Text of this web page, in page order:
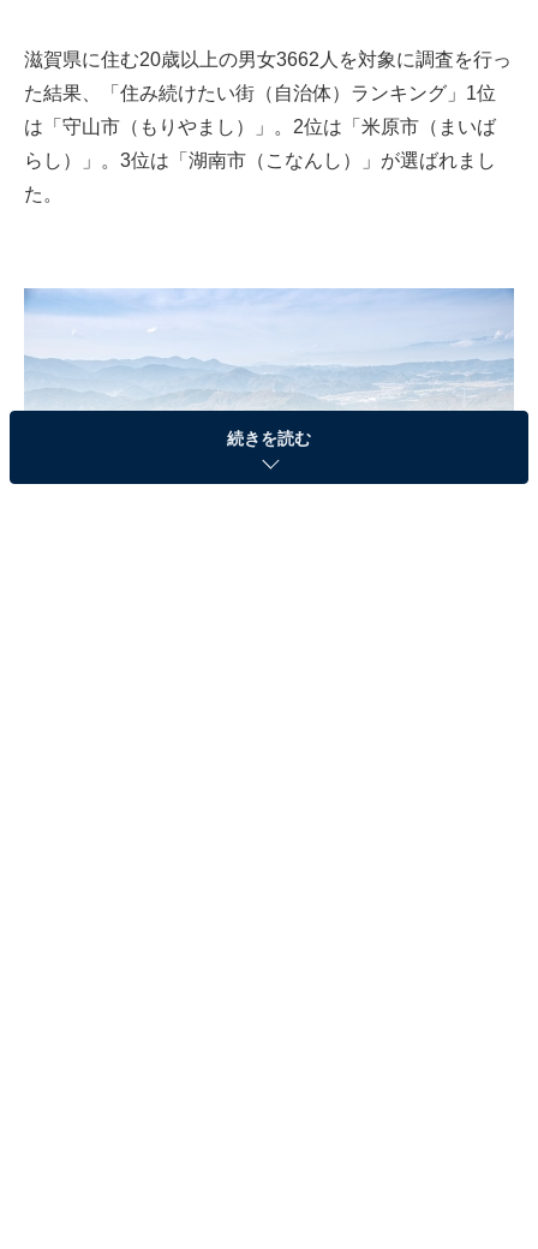
滋賀県に住む20歳以上の男女3662人を対象に調査を行っ
た結果、「住み続けたい街（自治体）ランキング」1位
は「守山市（もりやまし）」。2位は「米原市（まいば
らし）」。3位は「湖南市（こなんし）」が選ばれまし
た。
続きを読む